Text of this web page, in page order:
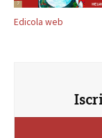
Edicola web